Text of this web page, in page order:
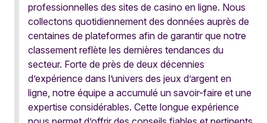
professionnelles des sites de casino en ligne. Nous
collectons quotidiennement des données auprès de
centaines de plateformes afin de garantir que notre
classement reflète les dernières tendances du
secteur. Forte de près de deux décennies
d’expérience dans l’univers des jeux d’argent en
ligne, notre équipe a accumulé un savoir-faire et une
expertise considérables. Cette longue expérience